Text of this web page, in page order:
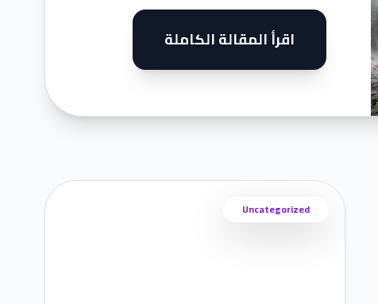
اقرأ المقالة الكاملة
Uncategorized